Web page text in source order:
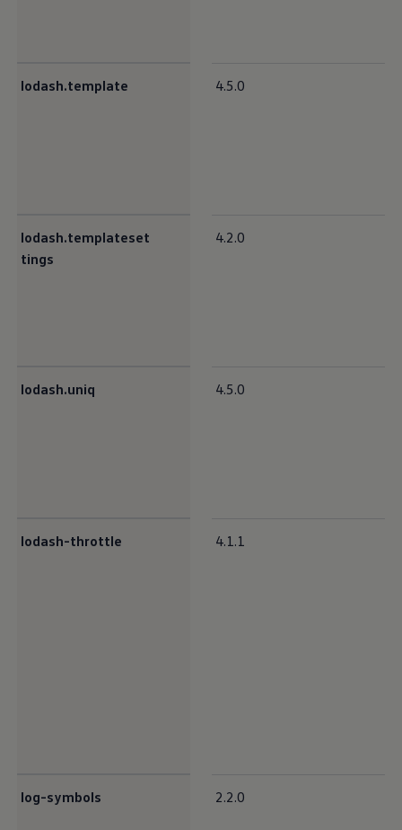
lodash.template 4.5.0
lodash.templateset
tings
4.2.0
lodash.uniq 4.5.0
lodash-throttle 4.1.1
log-symbols 2.2.0